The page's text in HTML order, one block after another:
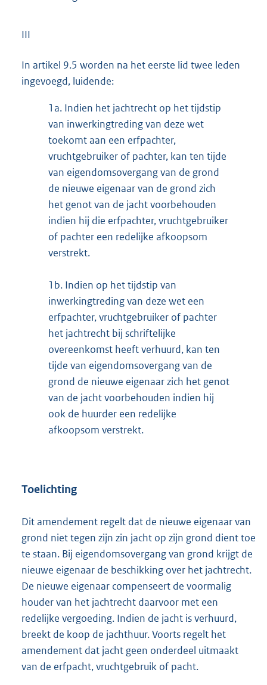
III
In artikel 9.5 worden na het eerste lid twee leden
ingevoegd, luidende:
1a. Indien het jachtrecht op het tijdstip
van inwerkingtreding van deze wet
toekomt aan een erfpachter,
vruchtgebruiker of pachter, kan ten tijde
van eigendomsovergang van de grond
de nieuwe eigenaar van de grond zich
het genot van de jacht voorbehouden
indien hij die erfpachter, vruchtgebruiker
of pachter een redelijke afkoopsom
verstrekt.
1b. Indien op het tijdstip van
inwerkingtreding van deze wet een
erfpachter, vruchtgebruiker of pachter
het jachtrecht bij schriftelijke
overeenkomst heeft verhuurd, kan ten
tijde van eigendomsovergang van de
grond de nieuwe eigenaar zich het genot
van de jacht voorbehouden indien hij
ook de huurder een redelijke
afkoopsom verstrekt.
Toelichting
Dit amendement regelt dat de nieuwe eigenaar van
grond niet tegen zijn zin jacht op zijn grond dient toe
te staan. Bij eigendomsovergang van grond krijgt de
nieuwe eigenaar de beschikking over het jachtrecht.
De nieuwe eigenaar compenseert de voormalig
houder van het jachtrecht daarvoor met een
redelijke vergoeding. Indien de jacht is verhuurd,
breekt de koop de jachthuur. Voorts regelt het
amendement dat jacht geen onderdeel uitmaakt
van de erfpacht, vruchtgebruik of pacht.